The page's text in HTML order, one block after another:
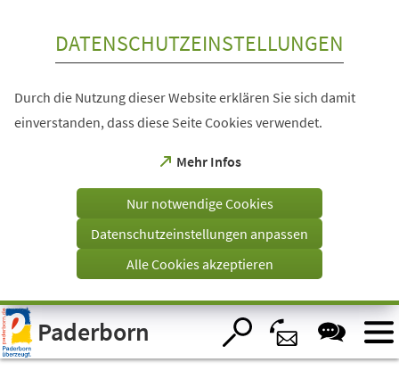
Visuelle
Assistenzsoftware
öffnen.
DATENSCHUTZEINSTELLUNGEN
Durch die Nutzung dieser Website erklären Sie sich damit
einverstanden, dass diese Seite Cookies verwendet.
Mehr Infos
(Öffnet
einem
Tab)
Nur notwendige Cookies
Datenschutzeinstellungen anpassen
Alle Cookies akzeptieren
Paderborn